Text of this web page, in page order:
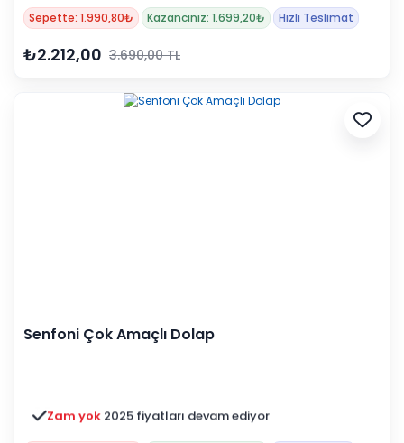
Sepette: 1.990,80₺ Kazancınız: 1.699,20₺ Hızlı Teslimat
₺2.212,00 3.690,00 TL
Senfoni Çok Amaçlı Dolap
Zam yok 2025 fiyatları devam ediyor